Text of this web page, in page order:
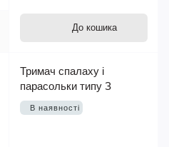
До кошика
Тримач спалаху і
парасольки типу З
В наявності